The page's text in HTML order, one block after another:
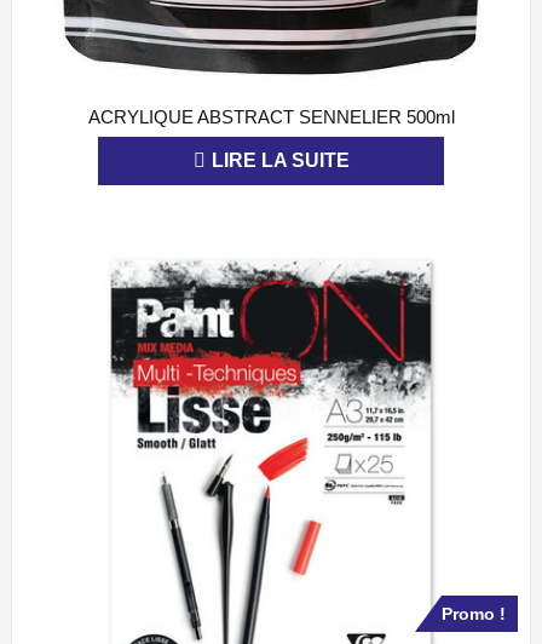
APERÇU
ACRYLIQUE ABSTRACT SENNELIER 500ml
LIRE LA SUITE
Promo !